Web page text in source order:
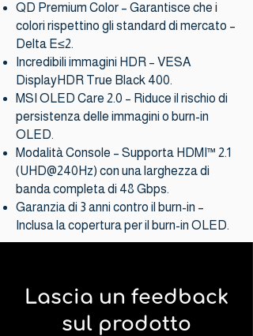
QD Premium Color – Garantisce che i
colori rispettino gli standard di mercato –
Delta E≤2.
Incredibili immagini HDR – VESA
DisplayHDR True Black 400.
MSI OLED Care 2.0 – Riduce il rischio di
persistenza delle immagini o burn-in
OLED.
Modalità Console – Supporta HDMI™ 2.1
(UHD@240Hz) con una larghezza di
banda completa di 48 Gbps.
Garanzia di 3 anni contro il burn-in –
Inclusa la copertura per il burn-in OLED.
Lascia un feedback
sul prodotto​